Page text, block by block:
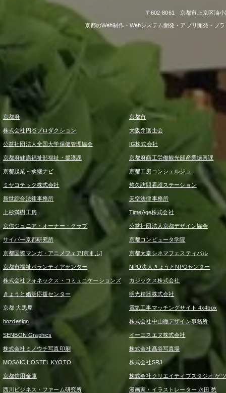
〒602-8061 京都市上京区油
京都のWeb制作・Webシステム開発・アプリ開発・ブ
京都府 京都市
株式会社円谷プロダクション 大阪弁護士会
公益社団法人全国大学保健管理協会 IG株式会社
京都府健康福祉部福祉・援護課 京都府商工労働観光部産業振興課
京都起業～承継ナビ 京都工房コンシェルジュ
ミヤコテック株式会社 悠久訪問看護ステーション
新世綜合法律事務所 天空法律事務所
上杉満樹工房 TimeAge株式会社
京信ジュニア・オーナー・クラブ 公益社団法人京都デザイン協会
サイバー京都研究所 京都コンピュータ学院
京都国際マンガ・アニメフェア[京まふ] 京都太秦シネマフェスティバル
京都市福祉ボランティアセンター NPO法人きょうとNPOセンター
株式会社フォネックス・コミュニケーションズ カジックス株式会社
きょうと婚活応援センター 明光精器株式会社
京都 大黒屋 電気工事マッチングサイト 4x4box
hozdesign 株式会社中山徹デザイン事務所
SENBON Graphics イーエスエヌ株式会社
株式会社ミノウチ写真印刷 株式会社髙谷写真場
MOSAIC HOSTEL KYOTO 株式会社SRJ
京都信用金庫 株式会社クリエイティブスタジオ ゲ
西川ビジネス・ファーム研究所 漫画家・イラストレーター 永田 愁